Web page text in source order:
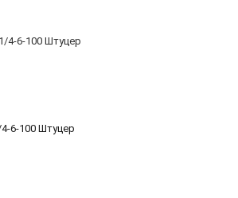
6-100 Штуцер